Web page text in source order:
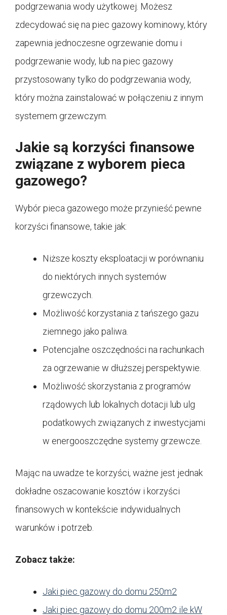
podgrzewania wody użytkowej. Możesz
zdecydować się na piec gazowy kominowy, który
zapewnia jednoczesne ogrzewanie domu i
podgrzewanie wody, lub na piec gazowy
przystosowany tylko do podgrzewania wody,
który można zainstalować w połączeniu z innym
systemem grzewczym.
Jakie są korzyści finansowe
związane z wyborem pieca
gazowego?
Wybór pieca gazowego może przynieść pewne
korzyści finansowe, takie jak:
Niższe koszty eksploatacji w porównaniu
do niektórych innych systemów
grzewczych.
Możliwość korzystania z tańszego gazu
ziemnego jako paliwa.
Potencjalne oszczędności na rachunkach
za ogrzewanie w dłuższej perspektywie.
Możliwość skorzystania z programów
rządowych lub lokalnych dotacji lub ulg
podatkowych związanych z inwestycjami
w energooszczędne systemy grzewcze.
Mając na uwadze te korzyści, ważne jest jednak
dokładne oszacowanie kosztów i korzyści
finansowych w kontekście indywidualnych
warunków i potrzeb.
Zobacz także:
Jaki piec gazowy do domu 250m2
Jaki piec gazowy do domu 200m2 ile kW